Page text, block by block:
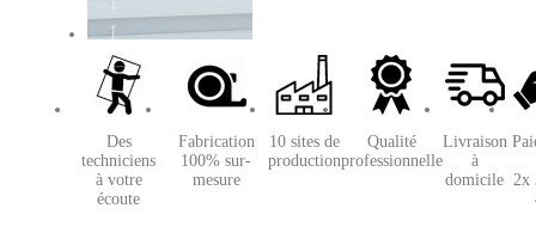
Des
techniciens
à votre
écoute
Fabrication
100% sur-
mesure
10 sites de
production
Qualité
professionnelle
Livraison
à
domicile 2x